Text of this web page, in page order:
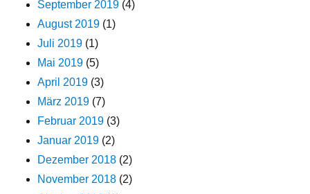
September 2019 (4)
August 2019 (1)
Juli 2019 (1)
Mai 2019 (5)
April 2019 (3)
März 2019 (7)
Februar 2019 (3)
Januar 2019 (2)
Dezember 2018 (2)
November 2018 (2)